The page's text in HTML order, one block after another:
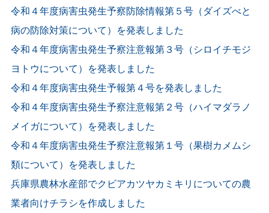
令和４年度病害虫発生予察防除情報第５号（ダイズべと
病の防除対策について）を発表しました
令和４年度病害虫発生予察注意報第３号（シロイチモジ
ヨトウについて）を発表しました
令和４年度病害虫発生予報第４号を発表しました
令和４年度病害虫発生予察注意報第２号（ハイマダラノ
メイガについて）を発表しました
令和４年度病害虫発生予察注意報第１号（果樹カメムシ
類について）を発表しました
兵庫県農林水産部でクビアカツヤカミキリについての農
業者向けチラシを作成しました